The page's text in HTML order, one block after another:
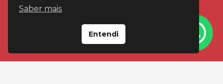
Saber mais
Entendi